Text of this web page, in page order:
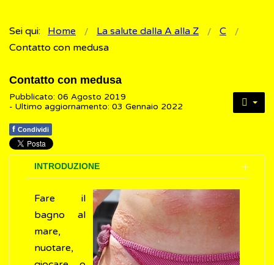
Sei qui: Home La salute dalla A alla Z
C
Contatto con medusa
Contatto con medusa
Pubblicato: 06 Agosto 2019
- Ultimo aggiornamento: 03 Gennaio 2022
f Condividi
INTRODUZIONE
Fare il
bagno al
mare,
nuotare,